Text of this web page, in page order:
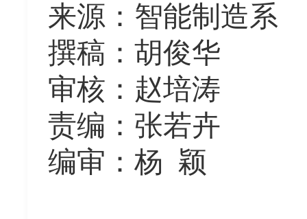
来源 ： 智能制造系
撰稿：胡俊华
审核：赵培涛
责编：张若卉
编审：杨 颖